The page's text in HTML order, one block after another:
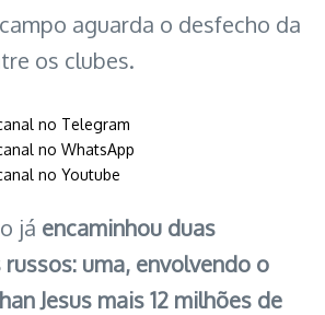
aguarda o desfecho da
os clubes.
no Telegram
no WhatsApp
no Youtube
já encaminhou duas
uma, envolvendo o
Jesus mais 12 milhões de